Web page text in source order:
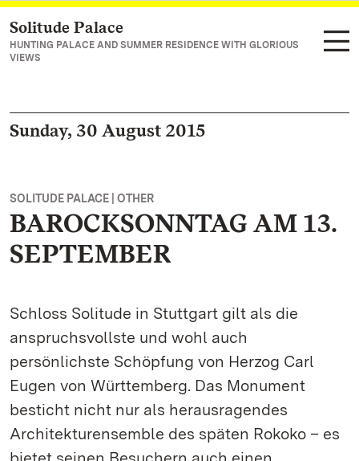
Navigate to main page
Solitude Palace
HUNTING PALACE AND SUMMER RESIDENCE WITH GLORIOUS
VIEWS
Sunday, 30 August 2015
SOLITUDE PALACE | OTHER
BAROCKSONNTAG AM 13.
SEPTEMBER
Schloss Solitude in Stuttgart gilt als die
anspruchsvollste und wohl auch
persönlichste Schöpfung von Herzog Carl
Eugen von Württemberg. Das Monument
besticht nicht nur als herausragendes
Architekturensemble des späten Rokoko – es